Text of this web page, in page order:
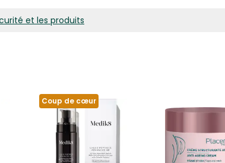
et les produits
Coup de cœur